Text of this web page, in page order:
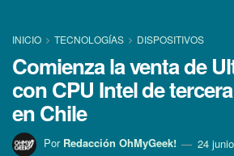
INICIO TECNOLOGÍ­AS DISPOSITIVOS
Comienza la venta de
con CPU Intel de
en Chile
Por Redacción OhMyGeek! 24